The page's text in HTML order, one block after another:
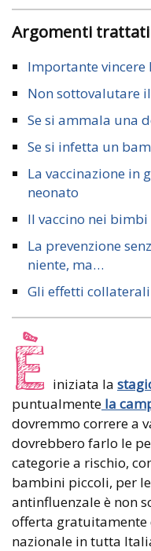
Argomenti trattati
Importante vincere
Non sottovalutare
Se si ammala una
Se si infetta un
La vaccinazione in
neonato
Il vaccino nei
La prevenzione
niente, ma…
Gli effetti
È iniziata la
puntualmente la
dovremmo correre a
dovrebbero farlo le
categorie a rischio,
bambini piccoli, per
antinfluenzale è non
offerta gratuitamente
nazionale in tutta